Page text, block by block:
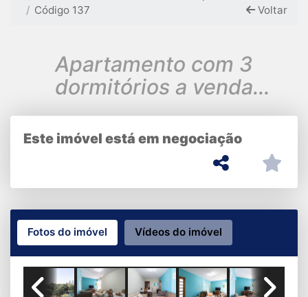
Código 137
Voltar
Apartamento com 3
dormitórios a venda
condomínio Acácias
Piratininga Osasco
Este imóvel está em negociação
Fotos do imóvel Vídeos do imóvel